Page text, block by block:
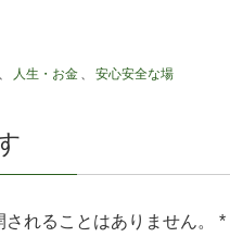
、 人生・お金 、 安心安全な場
れることはありません。 *